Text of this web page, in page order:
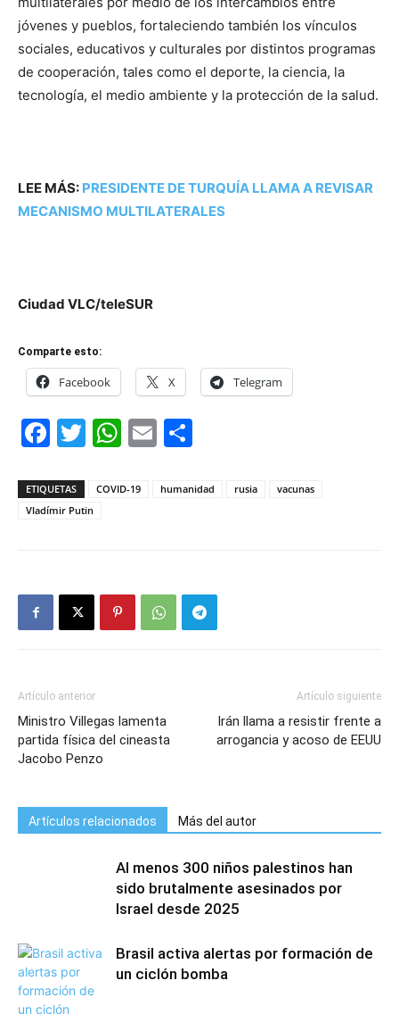
jóvenes y pueblos, fortaleciendo también los vínculos
sociales, educativos y culturales por distintos programas
de cooperación, tales como el deporte, la ciencia, la
tecnología, el medio ambiente y la protección de la salud.
LEE MÁS: PRESIDENTE DE TURQUÍA LLAMA A REVISAR
MECANISMO MULTILATERALES
Ciudad VLC/teleSUR
Comparte esto:
Facebook X Telegram
Facebook
Twitter
WhatsApp
Email
ETIQUETAS COVID-19 humanidad rusia
vacunas
Vladímir Putin
Artículo anterior
Ministro Villegas lamenta
partida física del cineasta
Jacobo Penzo
Artículo siguiente
Irán llama a resistir frente a
arrogancia y acoso de EEUU
Artículos relacionados Más del autor
Al menos 300 niños palestinos han
sido brutalmente asesinados por
Israel desde 2025
Brasil activa alertas por formación de
un ciclón bomba